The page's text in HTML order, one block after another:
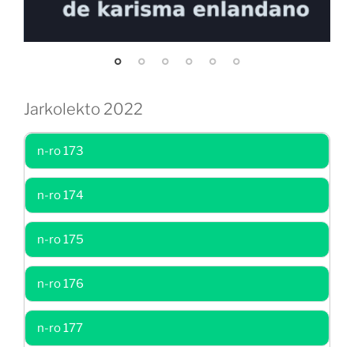
Jarkolekto 2022
n-ro 173
n-ro 174
n-ro 175
n-ro 176
n-ro 177